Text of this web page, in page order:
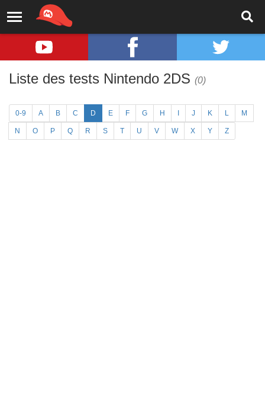
Liste des tests Nintendo 2DS (0)
0-9 A B C D E F G H J K L M
N O P Q R S T U V W X Y Z